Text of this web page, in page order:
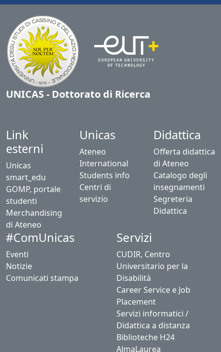
UNICAS - Dottorato di Ricerca
Link
esterni
Unicas
smart_edu
GOMP, portale
studenti
Merchandising
di Ateneo
Unicas
Ateneo
International
Students info
Centri di
servizio
Didattica
Offerta didattica
di Ateneo
Catalogo degli
insegnamenti
Segreteria
Didattica
#ComUnicas
Eventi
Notizie
Comunicati stampa
Servizi
CUDIR, Centro
Universitario per la
Disabilità
Career Service e Job
Placement
Servizi informatici /
Didattica a distanza
Biblioteche H24
AlmaLaurea